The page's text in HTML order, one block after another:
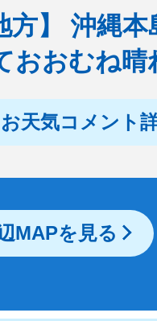
方】 沖縄
おおむね
お天気コメント
MAPを見る